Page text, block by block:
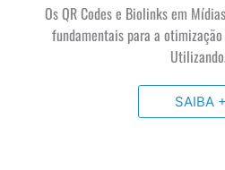
Os QR Codes e Biolinks em
fundamentais para a
SAIBA +